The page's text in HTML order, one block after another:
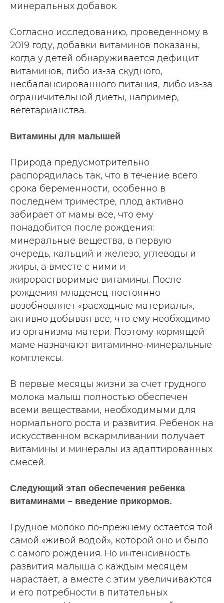
минеральных добавок.
Согласно исследованию, проведенному в
2019 году, добавки витаминов показаны,
когда у детей обнаруживается дефицит
витаминов, либо из-за скудного,
несбалансированного питания, либо из-за
ограничительной диеты, например,
вегетарианства.
Витамины для малышей
Природа предусмотрительно
распорядилась так, что в течение всего
срока беременности, особенно в
последнем триместре, плод активно
забирает от мамы все, что ему
понадобится после рождения:
минеральные вещества, в первую
очередь, кальций и железо, углеводы и
жиры, а вместе с ними и
жирорастворимые витамины. После
рождения младенец постоянно
возобновляет «расходные материалы»,
активно добывая все, что ему необходимо
из организма матери. Поэтому кормящей
маме назначают витаминно-минеральные
комплексы.
В первые месяцы жизни за счет грудного
молока малыш полностью обеспечен
всеми веществами, необходимыми для
нормального роста и развития. Ребенок на
искусственном вскармливании получает
витамины и минералы из адаптированных
смесей.
Следующий этап обеспечения ребенка
витаминами – введение прикормов.
Грудное молоко по-прежнему остается той
самой «живой водой», которой оно и было
с самого рождения. Но интенсивность
развития малыша с каждым месяцем
нарастает, а вместе с этим увеличиваются
и его потребности в питательных